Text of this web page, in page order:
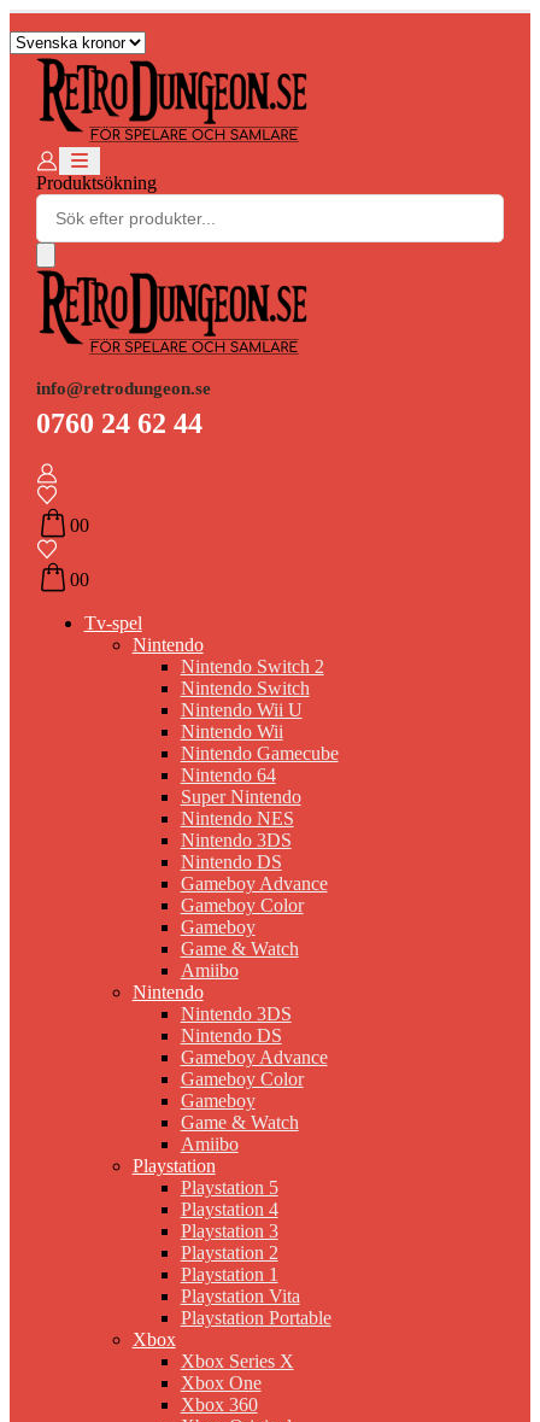
Produktsökning
info@retrodungeon.se
0760 24 62 44
00
00
Tv-spel
Nintendo
Nintendo Switch 2
Nintendo Switch
Nintendo Wii U
Nintendo Wii
Nintendo Gamecube
Nintendo 64
Super Nintendo
Nintendo NES
Nintendo 3DS
Nintendo DS
Gameboy Advance
Gameboy Color
Gameboy
Game & Watch
Amiibo
Nintendo
Nintendo 3DS
Nintendo DS
Gameboy Advance
Gameboy Color
Gameboy
Game & Watch
Amiibo
Playstation
Playstation 5
Playstation 4
Playstation 3
Playstation 2
Playstation 1
Playstation Vita
Playstation Portable
Xbox
Xbox Series X
Xbox One
Xbox 360